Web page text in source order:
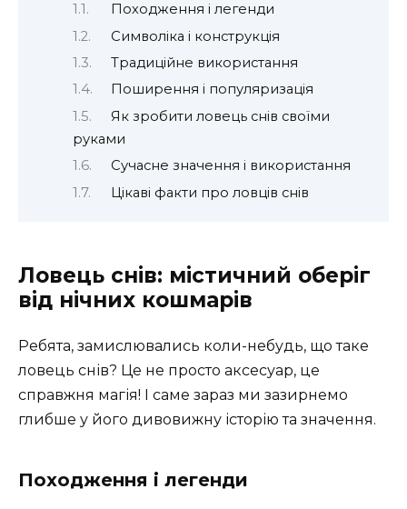
Походження і легенди
Символіка і конструкція
Традиційне використання
Поширення і популяризація
Як зробити ловець снів своїми
руками
Сучасне значення і використання
Цікаві факти про ловців снів
Ловець снів: містичний оберіг
від нічних кошмарів
Ребята, замислювались коли-небудь, що таке
ловець снів? Це не просто аксесуар, це
справжня магія! І саме зараз ми зазирнемо
глибше у його дивовижну історію та значення.
Походження і легенди